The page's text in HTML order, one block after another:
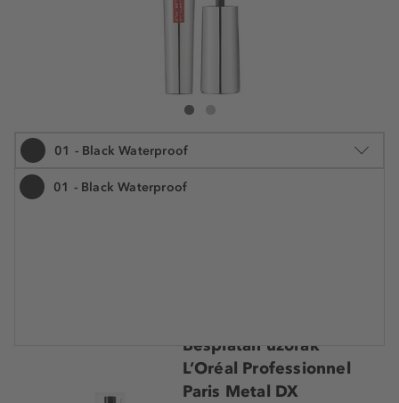
Pupa Vamp! Waterproof Mascara
01 - Black Waterproof
01 - Black Waterproof
Besplatan uzorak
L’Oréal Professionnel
Paris Metal DX